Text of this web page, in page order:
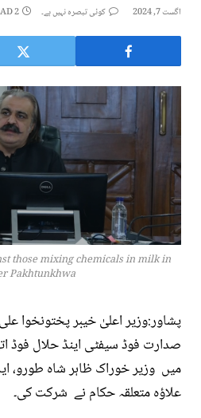
اگست 7, 2024 کوئی تبصرہ نہیں ہے۔ 2 MINS READ
those mixing chemicals in milk in
Pakhtunkhwa
پشاور:وزیر اعلیٰ خیبر پختونخوا
صدارت فوڈ سیفٹی اینڈ حلال فوڈ
میں وزیر خوراک ظاہر شاہ طورو،
علاؤہ متعلقہ حکام نے شرکت کی۔